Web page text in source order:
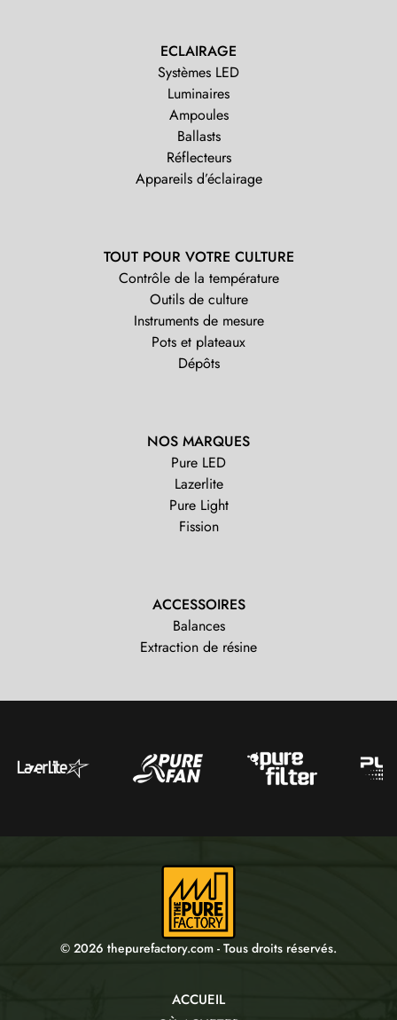
ECLAIRAGE
Systèmes LED
Luminaires
Ampoules
Ballasts
Réflecteurs
Appareils d’éclairage
TOUT POUR VOTRE CULTURE
Contrôle de la température
Outils de culture
Instruments de mesure
Pots et plateaux
Dépôts
NOS MARQUES
Pure LED
Lazerlite
Pure Light
Fission
ACCESSOIRES
Balances
Extraction de résine
© 2026 thepurefactory.com - Tous droits réservés.
ACCUEIL